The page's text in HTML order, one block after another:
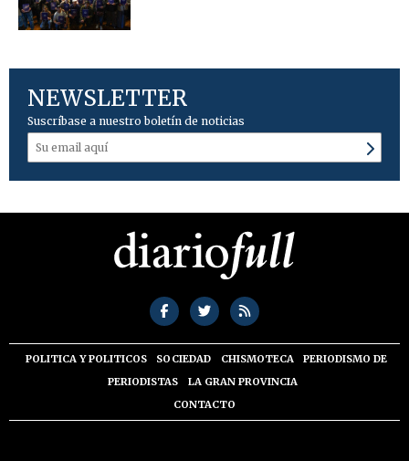
NEWSLETTER
Suscríbase a nuestro boletín de noticias
POLITICA Y POLITICOS SOCIEDAD CHISMOTECA
PERIODISMO DE
PERIODISTAS
LA GRAN PROVINCIA
CONTACTO